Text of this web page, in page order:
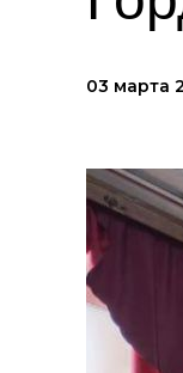
03 марта